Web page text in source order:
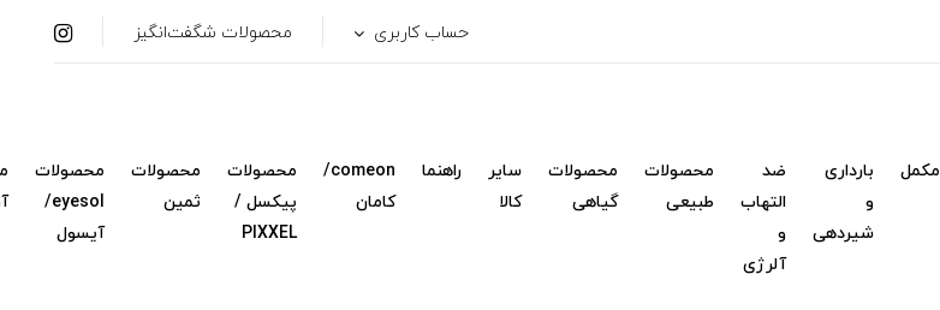
حساب کاربری محصولات شگفت‌انگیز
مکمل
بارداری
و
شیردهی
ضد
التهاب
و
آلرژی
محصولات
طبیعی
محصولات
گیاهی
سایر
کالا
راهنما
comeon/
کامان
محصولات
پیکسل /
PIXXEL
محصولات
ثمین
محصولات
eyesol/
آیسول